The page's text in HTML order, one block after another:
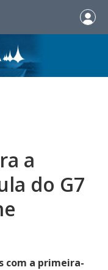
a
do G7
com a primeira-